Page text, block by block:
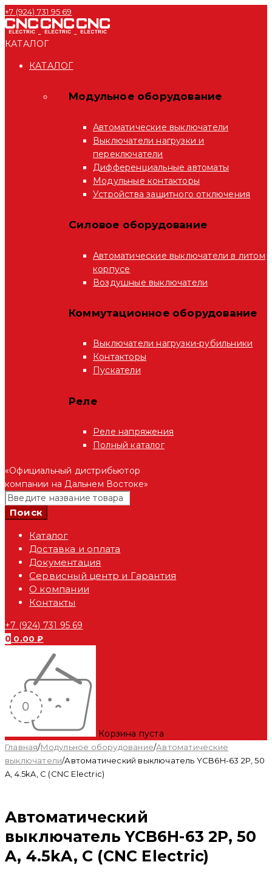
+7 (924) 731 95 69
КАТАЛОГ
КАТАЛОГ
Модульное оборудование
Автоматические выключатели
Выключатели нагрузки и
переключатели
Дифференциальные автоматы
Модульные контакторы
Устройства защитного отключения
Силовое оборудование
Автоматические выключатели в литом
корпусе
Воздушные выключатели
Коммутационное оборудование
Выключатели нагрузки-рубильники
Контакторы
Пускатели
Реле
Реле напряжения
Полный каталог
«Официальный дистрибьютор
компании на Дальнем Востоке»
Каталог
Доставка и оплата
Документация
Сервисный центр и Гарантия
О компании
Контакты
+7 (924) 731 95 69
0 0.00₽
Корзина пуста
Главная/Модульное оборудование/Автоматические
выключатели/Автоматический выключатель YCB6H-63 2P, 50
A, 4.5kA, C (CNC Electric)
Автоматический
выключатель YCB6H-63 2P, 50
A, 4.5kA, C (CNC Electric)